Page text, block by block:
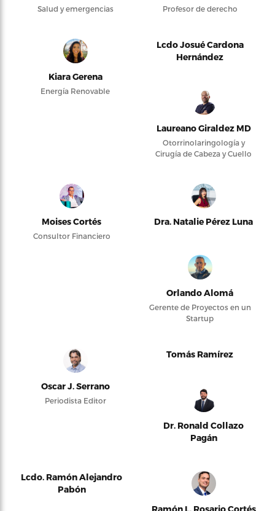
Salud y emergencias Profesor de derecho
Kiara Gerena
Energía Renovable
Lcdo Josué Cardona
Hernández
Laureano Giraldez MD
Otorrinolaringología y
Cirugía de Cabeza y Cuello
Moises Cortés
Consultor Financiero
Dra. Natalie Pérez Luna
Orlando Alomá
Gerente de Proyectos en un
Startup
Oscar J. Serrano
Periodista Editor
Tomás Ramírez
Dr. Ronald Collazo
Pagán
Lcdo. Ramón Alejandro
Pabón
Ramón L. Rosario Cortés